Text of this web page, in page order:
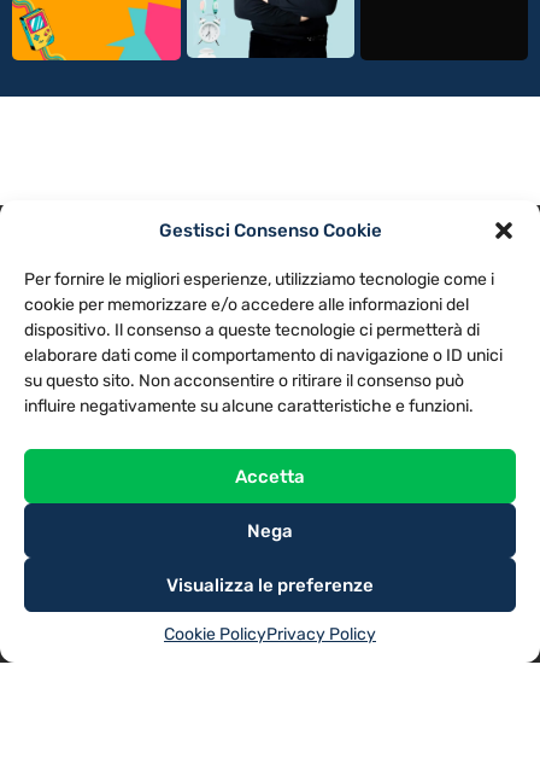
Gestisci Consenso Cookie
Per fornire le migliori esperienze, utilizziamo tecnologie come i
cookie per memorizzare e/o accedere alle informazioni del
dispositivo. Il consenso a queste tecnologie ci permetterà di
elaborare dati come il comportamento di navigazione o ID unici
su questo sito. Non acconsentire o ritirare il consenso può
influire negativamente su alcune caratteristiche e funzioni.
Accetta
Nega
Visualizza le preferenze
Cookie PolicyPrivacy Policy
NOTE LEGALI
CONTATTACI PREFERENZE
TV LIBERA S.P.A.
Via Monteleonese 95/21 – 51100 Pistoia (PT)
Tel. 0573.9136 / Fax 0573.913615